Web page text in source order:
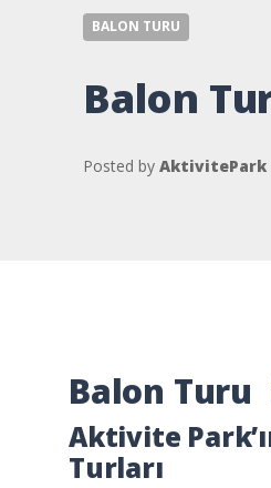
BALON TURU
Balon
Posted by AktivitePark
Balon Turu
Aktivite
Turları